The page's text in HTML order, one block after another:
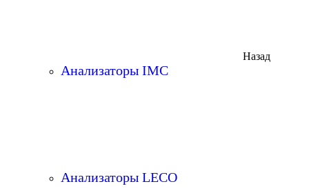
Назад
Анализаторы IMC
Анализаторы LECO